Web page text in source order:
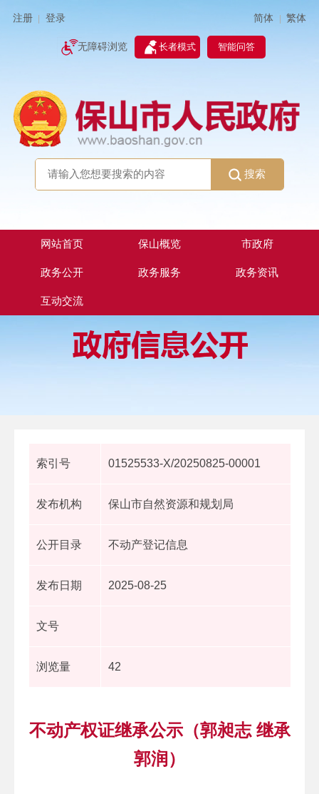
注册 登录 简体 | 繁体
无障碍浏览 长者模式 智能问答
搜索
网站首页 保山概览 市政府
政务公开 政务服务 政务资讯
互动交流
索引号 01525533-X/20250825-00001
发布机构 保山市自然资源和规划局
公开目录 不动产登记信息
发布日期 2025-08-25
文号
浏览量 42
不动产权证继承公示（郭昶志 继承
郭润）